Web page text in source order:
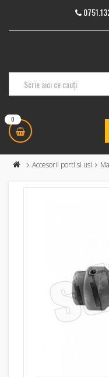
0
Accesorii porti si usi